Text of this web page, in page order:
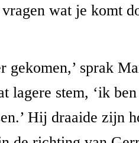
wat je komt
gekomen,’ sprak
lagere stem, ‘ik
Hij draaide zijn